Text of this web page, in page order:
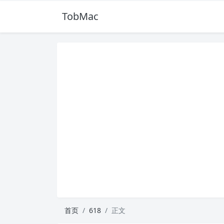
TobMac
首页 618 正文